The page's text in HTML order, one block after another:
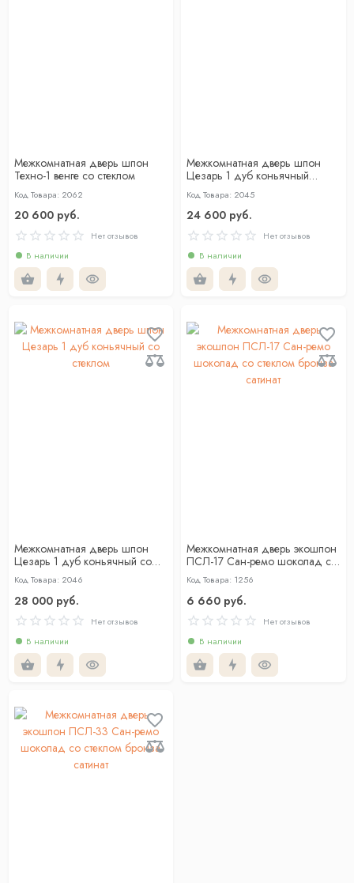
Межкомнатная дверь шпон
Техно-1 венге со стеклом
Код Товара: 2062
20 600 руб.
Нет отзывов
В наличии
Межкомнатная дверь шпон
Цезарь 1 дуб коньячный
глухая
Код Товара: 2045
24 600 руб.
Нет отзывов
В наличии
Межкомнатная дверь шпон
Цезарь 1 дуб коньячный со
стеклом
Код Товара: 2046
28 000 руб.
Нет отзывов
В наличии
Межкомнатная дверь экошпон
ПСЛ-17 Сан-ремо шоколад со
стеклом бронза сатинат
Код Товара: 1256
6 660 руб.
Нет отзывов
В наличии